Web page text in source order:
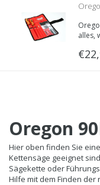
alles,
Oregon
Hier oben finden Sie
Kettensäge geeignet
Sägekette oder
Hilfe mit dem Finden der